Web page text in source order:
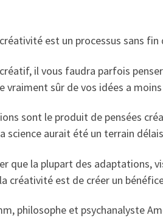
est un processus sans
il vous faudra parfois
vraiment sûr de vos idées a
sont le produit de pensées
science aurait été un terrain
que la plupart des adaptations,
créativité est de créer un
philosophe et psychanalyste